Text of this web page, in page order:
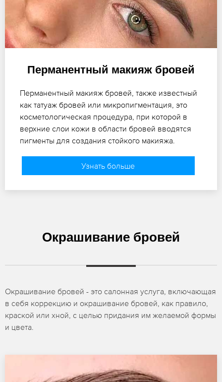
Перманентный макияж бровей
Перманентный макияж бровей, также известный
как татуаж бровей или микропигментация, это
косметологическая процедура, при которой в
верхние слои кожи в области бровей вводятся
пигменты для создания стойкого макияжа.
Узнать больше
Окрашивание бровей
Окрашивание бровей - это салонная услуга, включающая
в себя коррекцию и окрашивание бровей, как правило,
краской или хной, с целью придания им желаемой формы
и цвета.